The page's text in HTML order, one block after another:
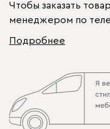
Чтобы заказать
менеджером по
Подробнее